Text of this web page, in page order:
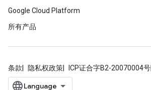
Google Cloud Platform
所有产品
条款 隐私权政策 ICP证合字B2-20070004号